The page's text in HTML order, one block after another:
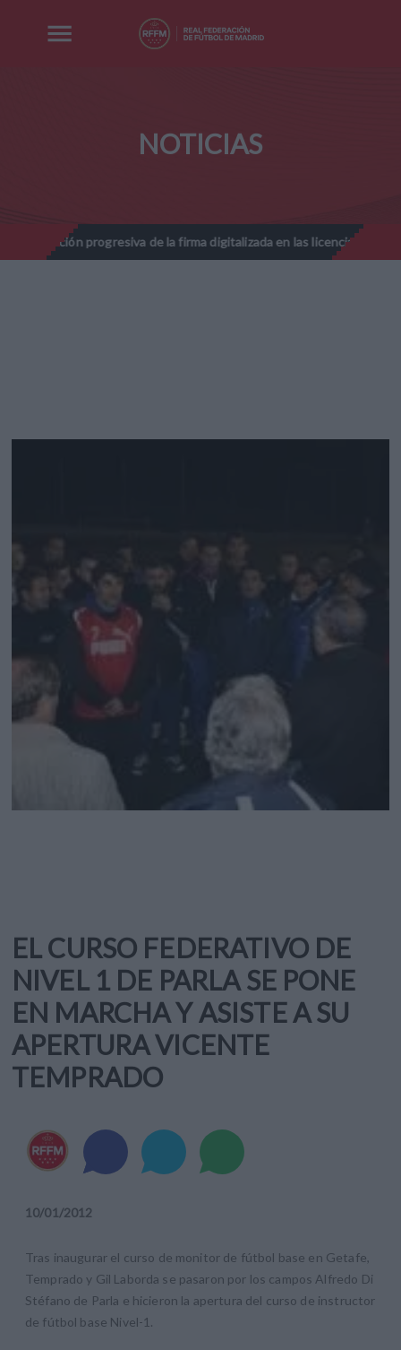
NOTICIAS
progresiva de la firma digitalizada en las licencias federativas -
EL CURSO FEDERATIVO DE
NIVEL 1 DE PARLA SE PONE
EN MARCHA Y ASISTE A SU
APERTURA VICENTE
TEMPRADO
10/01/2012
Tras inaugurar el curso de monitor de fútbol base en Getafe,
Temprado y Gil Laborda se pasaron por los campos Alfredo Di
Stéfano de Parla e hicieron la apertura del curso de instructor
de fútbol base Nivel-1.